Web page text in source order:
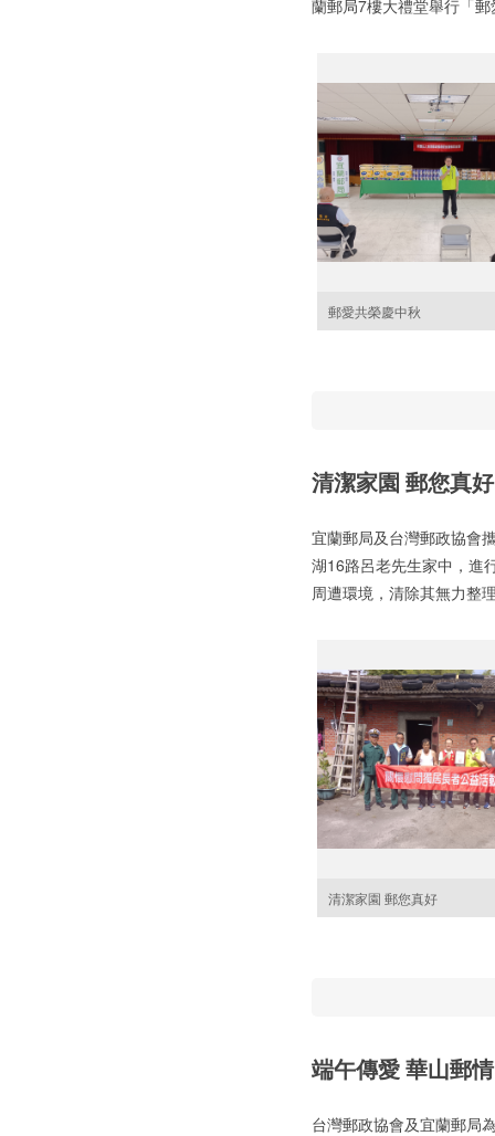
蘭郵局7樓大禮堂舉行「
郵愛共榮慶中秋
清潔家園 郵您真好
宜蘭郵局及台灣郵政協會
湖16路呂老先生家中，進
周遭環境，清除其無力整
清潔家園 郵您真好
端午傳愛 華山郵情
台灣郵政協會及宜蘭郵局